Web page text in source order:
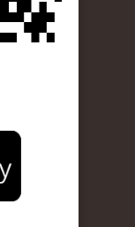
store.png